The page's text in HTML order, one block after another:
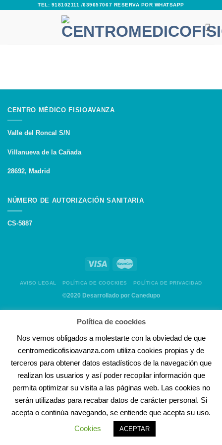
TEL: 918102111 /639657067 RESERVA POR WHATSAPP
CENTRO MÉDICO FISIOAVANZA
Valle del Roncal S/N
Villanueva de la Cañada
28692, Madrid
NÚMERO DE AUTORIZACIÓN SANITARIA
CS-5887
AVISO LEGAL POLÍTICA DE COOCKIES POLÍTICA DE PRIVACIDAD
©2020 Desarrollado por Canedupo
Política de coockies
Nos vemos obligados a molestarte con la obviedad de que
centromedicofisioavanza.com utiliza cookies propias y de
terceros para obtener datos estadísticos de la navegación que
realizan los usuarios y así poder recopilar información que
permita optimizar su visita a las páginas web. Las cookies no
serán utilizadas para recabar datos de carácter personal. Si
acepta o continúa navegando, se entiende que acepta su uso.
Cookies
ACEPTAR